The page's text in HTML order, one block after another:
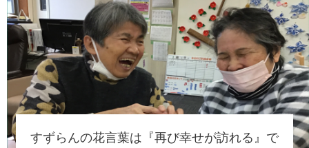
すずらんの花言葉は『再び幸せが訪れる』で